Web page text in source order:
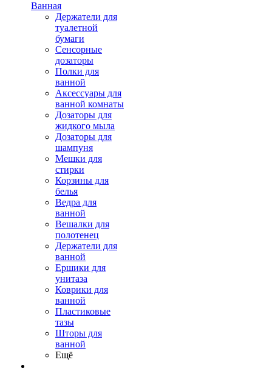
Ванная
Держатели для
туалетной
бумаги
Сенсорные
дозаторы
Полки для
ванной
Аксессуары для
ванной комнаты
Дозаторы для
жидкого мыла
Дозаторы для
шампуня
Мешки для
стирки
Корзины для
белья
Ведра для
ванной
Вешалки для
полотенец
Держатели для
ванной
Ершики для
унитаза
Коврики для
ванной
Пластиковые
тазы
Шторы для
ванной
Ещё